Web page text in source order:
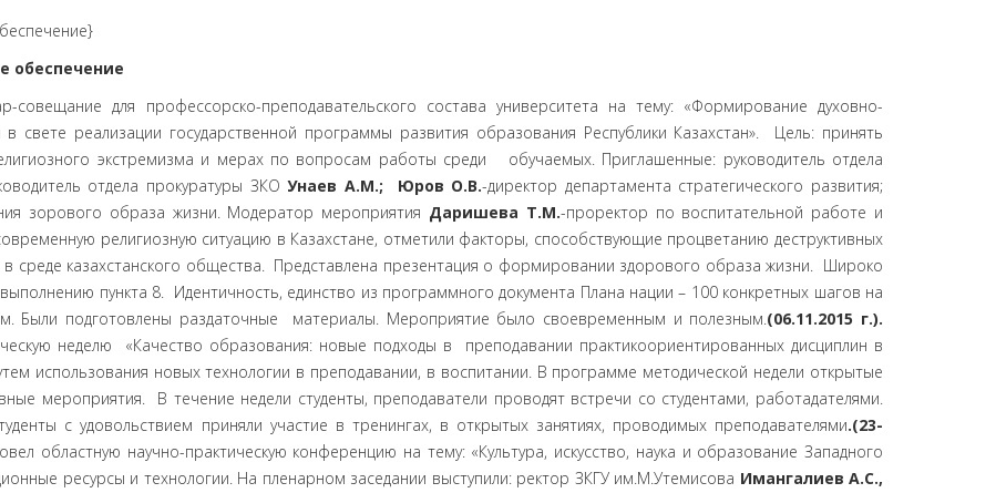
обеспечение
для профессорско-преподавательского состава университета на тему: «Формирование духовно-
свете реализации государственной программы развития образования Республики Казахстан». Цель: принять
экстремизма и мерах по вопросам работы среди обучаемых. Приглашенные: руководитель отдела
отдела прокуратуры ЗКОУнаев А.М.; Юров О.В.-директор департамента стратегического развития;
зорового образа жизни. Модератор мероприятия Даришева Т.М.-проректор по воспитательной работе и
религиозную ситуацию в Казахстане, отметили факторы, способствующие процветанию деструктивных
в среде казахстанского общества. Представлена презентация о формировании здорового образа жизни. Широко
пункта 8. Идентичность, единство из программного документа Плана нации – 100 конкретных шагов на
Были подготовлены раздаточные материалы. Мероприятие было своевременным и полезным.(06.11.2015 г.).
неделю «Качество образования: новые подходы в преподавании практикоориентированных дисциплин в
использования новых технологии в преподавании, в воспитании. В программе методической недели открытые
мероприятия. В течение недели студенты, преподаватели проводят встречи со студентами, работадателями.
с удовольствием приняли участие в тренингах, в открытых занятиях, проводимых преподавателями.(23-
областную научно-практическую конференцию на тему: «Культура, искусство, наука и образование Западного
ресурсы и технологии. На пленарном заседании выступили: ректор ЗКГУ им.М.Утемисова Имангалиев А.С.,